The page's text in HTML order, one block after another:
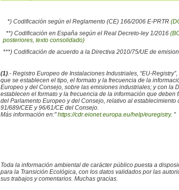
*) Codificación según el Reglamento (CE) 166/2006 E-PRTR
**) Codificación en España según el Real Decreto-ley 1/2016
posteriores, texto consolidado)
***) Codificación de acuerdo a la Directiva 2010/75/UE de
(1).- Registro Europeo de Instalaciones Industriales, “EU-
que se establecen el tipo, el formato y la frecuencia de la
Europeo y del Consejo, sobre las emisiones industriales; y con la
establecen el formato y la frecuencia de la información que
del Parlamento Europeo y del Consejo, relativo al
91/689/CEE y 96/61/CE del Consejo.
Más información en:"https://cdr.eionet.europa.eu/help/euregistry. "
Toda la información ambiental de carácter público puesta a
para la Transición Ecológica, con los datos validados por las
sus trabajos y comentarios. Muchas gracias.